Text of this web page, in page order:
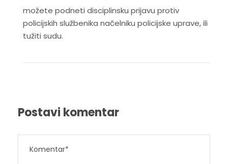
možete podneti disciplinsku prijavu protiv
policijskih službenika načelniku policijske uprave, ili
tužiti sudu.
Postavi komentar